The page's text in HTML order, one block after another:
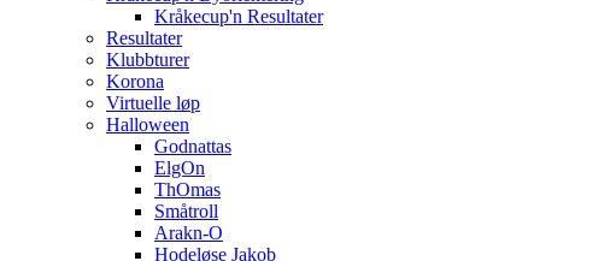
Kråkecup'n Resultater
Resultater
Klubbturer
Korona
Virtuelle løp
Halloween
Godnattas
ElgOn
ThOmas
Småtroll
Arakn-O
Hodeløse Jakob